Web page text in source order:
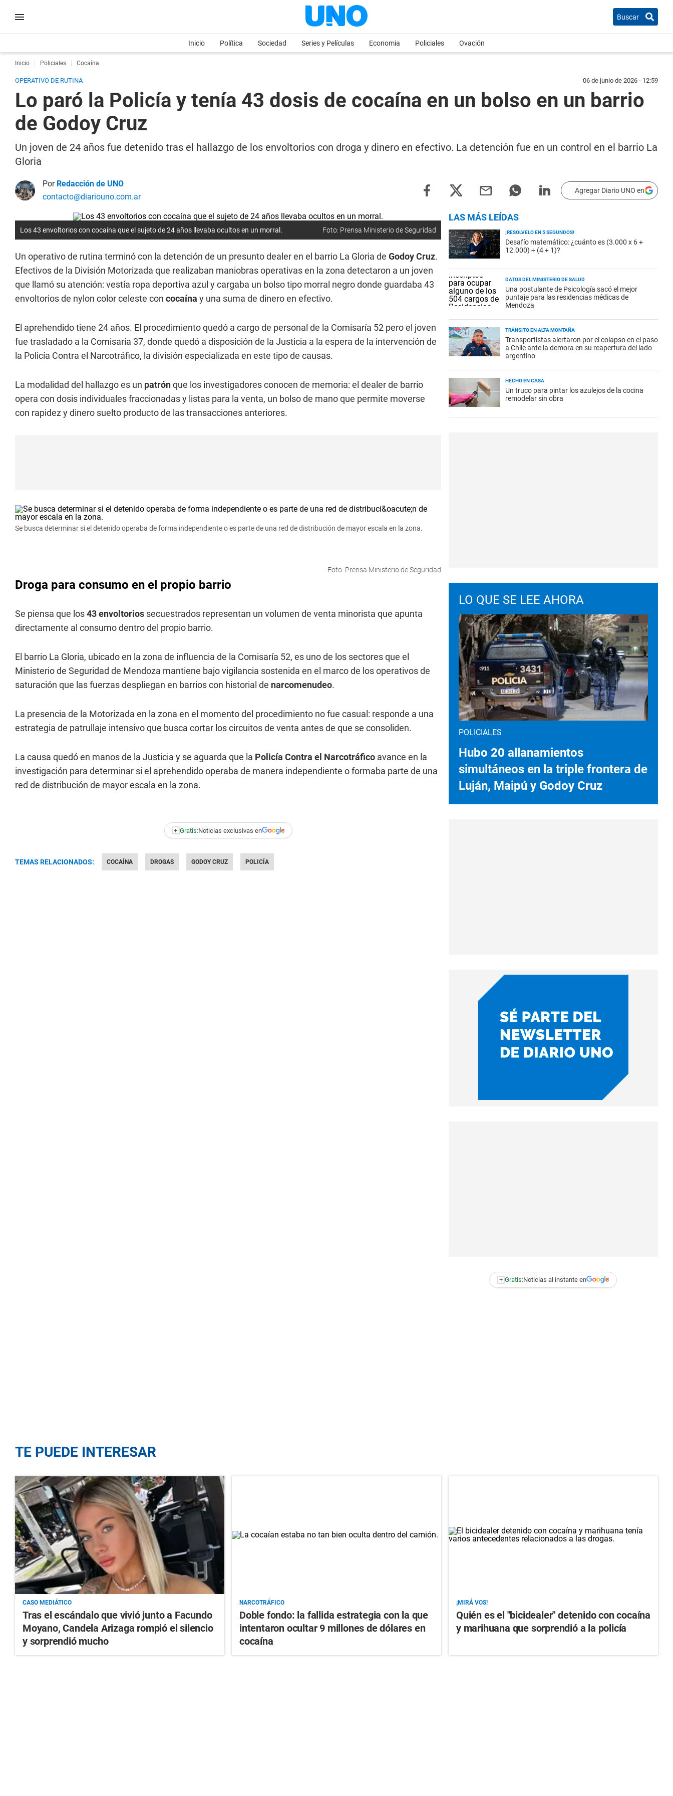
Buscar
Inicio Política Sociedad Series y Películas Economia Policiales Ovación
Inicio Policiales Cocaína
OPERATIVO DE RUTINA 06 de junio de 2026 - 12:59
Lo paró la Policía y tenía 43 dosis de cocaína en un bolso en un barrio
de Godoy Cruz
Un joven de 24 años fue detenido tras el hallazgo de los envoltorios con droga y dinero en efectivo. La detención fue en un control en el barrio La
Gloria
Por Redacción de UNO
contacto@diariouno.com.ar
Agregar Diario UNO en
Los 43 envoltorios con cocaína que el sujeto de 24 años llevaba ocultos en un morral. Foto: Prensa Ministerio de Seguridad
Un operativo de rutina terminó con la detención de un presunto dealer en el barrio La Gloria de Godoy Cruz.
Efectivos de la División Motorizada que realizaban maniobras operativas en la zona detectaron a un joven
que llamó su atención: vestía ropa deportiva azul y cargaba un bolso tipo morral negro donde guardaba 43
envoltorios de nylon color celeste con cocaína y una suma de dinero en efectivo.
El aprehendido tiene 24 años. El procedimiento quedó a cargo de personal de la Comisaría 52 pero el joven
fue trasladado a la Comisaría 37, donde quedó a disposición de la Justicia a la espera de la intervención de
la Policía Contra el Narcotráfico, la división especializada en este tipo de causas.
La modalidad del hallazgo es un patrónque los investigadores conocen de memoria: el dealer de barrio
opera con dosis individuales fraccionadas y listas para la venta, un bolso de mano que permite moverse
con rapidez y dinero suelto producto de las transacciones anteriores.
Se busca determinar si el detenido operaba de forma independiente o es parte de una red de distribución de mayor escala en la zona.
Foto: Prensa Ministerio de Seguridad
Droga para consumo en el propio barrio
Se piensa que los43 envoltorios secuestrados representan un volumen de venta minorista que apunta
directamente al consumo dentro del propio barrio.
El barrio La Gloria, ubicado en la zona de influencia de la Comisaría 52, es uno de los sectores que el
Ministerio de Seguridad de Mendoza mantiene bajo vigilancia sostenida en el marco de los operativos de
saturación que las fuerzas despliegan en barrios con historial de narcomenudeo.
La presencia de la Motorizada en la zona en el momento del procedimiento no fue casual: responde a una
estrategia de patrullaje intensivo que busca cortar los circuitos de venta antes de que se consoliden.
La causa quedó en manos de la Justicia y se aguarda que la Policía Contra el Narcotráfico avance en la
investigación para determinar si el aprehendido operaba de manera independiente o formaba parte de una
red de distribución de mayor escala en la zona.
+ Gratis:Noticias exclusivas en
TEMAS RELACIONADOS: COCAÍNA DROGAS GODOY CRUZ POLICÍA
LAS MÁS LEÍDAS
¡RESOLVELO EN 5 SEGUNDOS!
Desafío matemático: ¿cuánto es (3.000 x 6 +
12.000) ÷ (4 + 1)?
DATOS DEL MINISTERIO DE SALUD
Una postulante de Psicología sacó el mejor
puntaje para las residencias médicas de
Mendoza
TRÁNSITO EN ALTA MONTAÑA
Transportistas alertaron por el colapso en el paso
a Chile ante la demora en su reapertura del lado
argentino
HECHO EN CASA
Un truco para pintar los azulejos de la cocina
remodelar sin obra
LO QUE SE LEE AHORA
POLICIALES
Hubo 20 allanamientos
simultáneos en la triple frontera de
Luján, Maipú y Godoy Cruz
+ Gratis:Noticias al instante en
TE PUEDE INTERESAR
CASO MEDIÁTICO
Tras el escándalo que vivió junto a Facundo
Moyano, Candela Arizaga rompió el silencio
y sorprendió mucho
NARCOTRÁFICO
Doble fondo: la fallida estrategia con la que
intentaron ocultar 9 millones de dólares en
cocaína
¡MIRÁ VOS!
Quién es el "bicidealer" detenido con cocaína
y marihuana que sorprendió a la policía